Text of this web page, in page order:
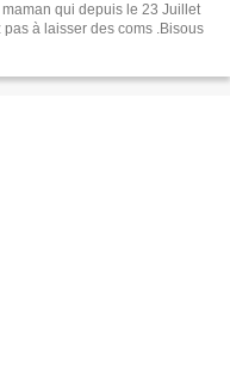
qui depuis le 23 Juillet
à laisser des coms .Bisous